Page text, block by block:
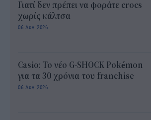
Γιατί δεν πρέπει να φοράτε crocs
χωρίς κάλτσα
06 Αυγ 2026
Casio: Το νέο G-SHOCK Pokémon
για τα 30 χρόνια του franchise
06 Αυγ 2026